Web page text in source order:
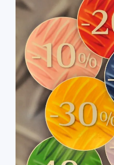
zaobserwuj nas
zaobserwuj nas